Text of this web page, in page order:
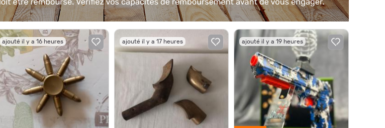
ajouté il y a 16 heures ajouté il y a 17 heures ajouté il y a 19 heures